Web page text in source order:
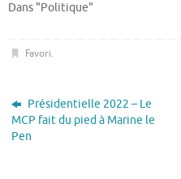
Dans "Politique"
Favori.
Présidentielle 2022 – Le
MCP fait du pied à Marine le
Pen